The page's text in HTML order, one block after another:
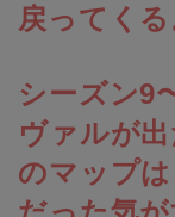
戻ってくる
シーズン9
ヴァルが
のマップ